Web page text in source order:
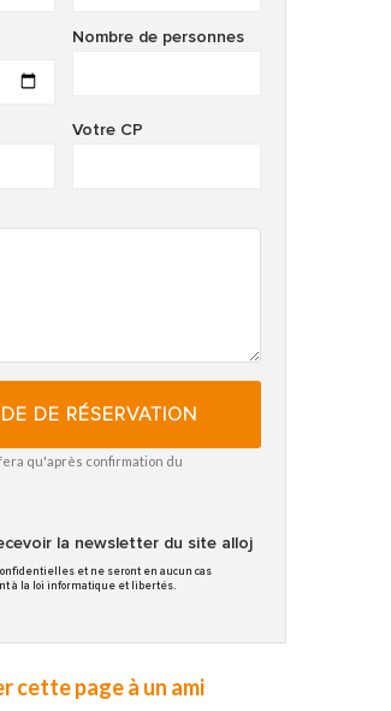
Nombre de personnes
Votre CP
DE RÉSERVATION
qu'après confirmation du
la newsletter du site alloj
et ne seront en aucun cas
à la loi informatique et libertés.
cette page à un ami